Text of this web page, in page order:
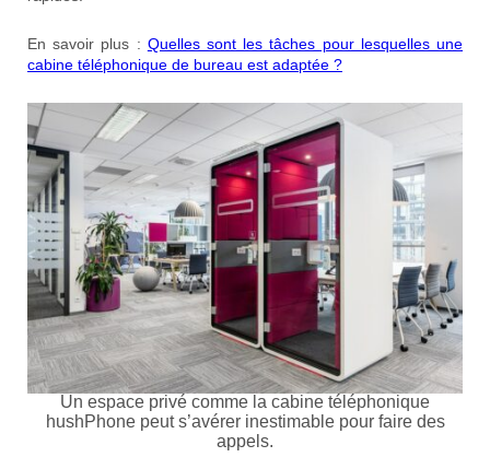
En savoir plus : Quelles sont les tâches pour lesquelles une
cabine téléphonique de bureau est adaptée ?
Un espace privé comme la cabine téléphonique
hushPhone peut s’avérer inestimable pour faire des
appels.